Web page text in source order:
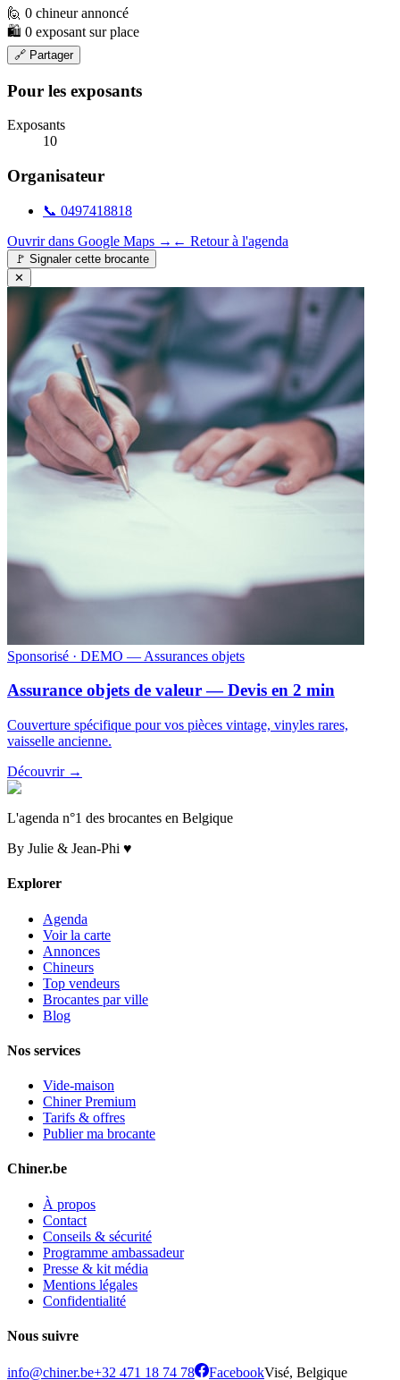
🙋 0 chineur annoncé
🛍️ 0 exposant sur place
🔗 Partager
Pour les exposants
Exposants
10
Organisateur
📞 0497418818
Ouvrir dans Google Maps → ← Retour à l'agenda
🚩 Signaler cette brocante
✕
Sponsorisé · DEMO — Assurances objets
Assurance objets de valeur — Devis en 2 min
Couverture spécifique pour vos pièces vintage, vinyles rares,
vaisselle ancienne.
Découvrir →
L'agenda n°1 des brocantes en Belgique
By Julie & Jean-Phi ♥
Explorer
Agenda
Voir la carte
Annonces
Chineurs
Top vendeurs
Brocantes par ville
Blog
Nos services
Vide-maison
Chiner Premium
Tarifs & offres
Publier ma brocante
Chiner.be
À propos
Contact
Conseils & sécurité
Programme ambassadeur
Presse & kit média
Mentions légales
Confidentialité
Nous suivre
info@chiner.be+32 471 18 74 78 FacebookVisé, Belgique